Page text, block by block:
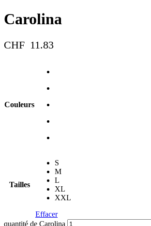
Carolina
CHF 11.83
Couleurs
Tailles
S
M
L
XL
XXL
Effacer
quantité de Carolina